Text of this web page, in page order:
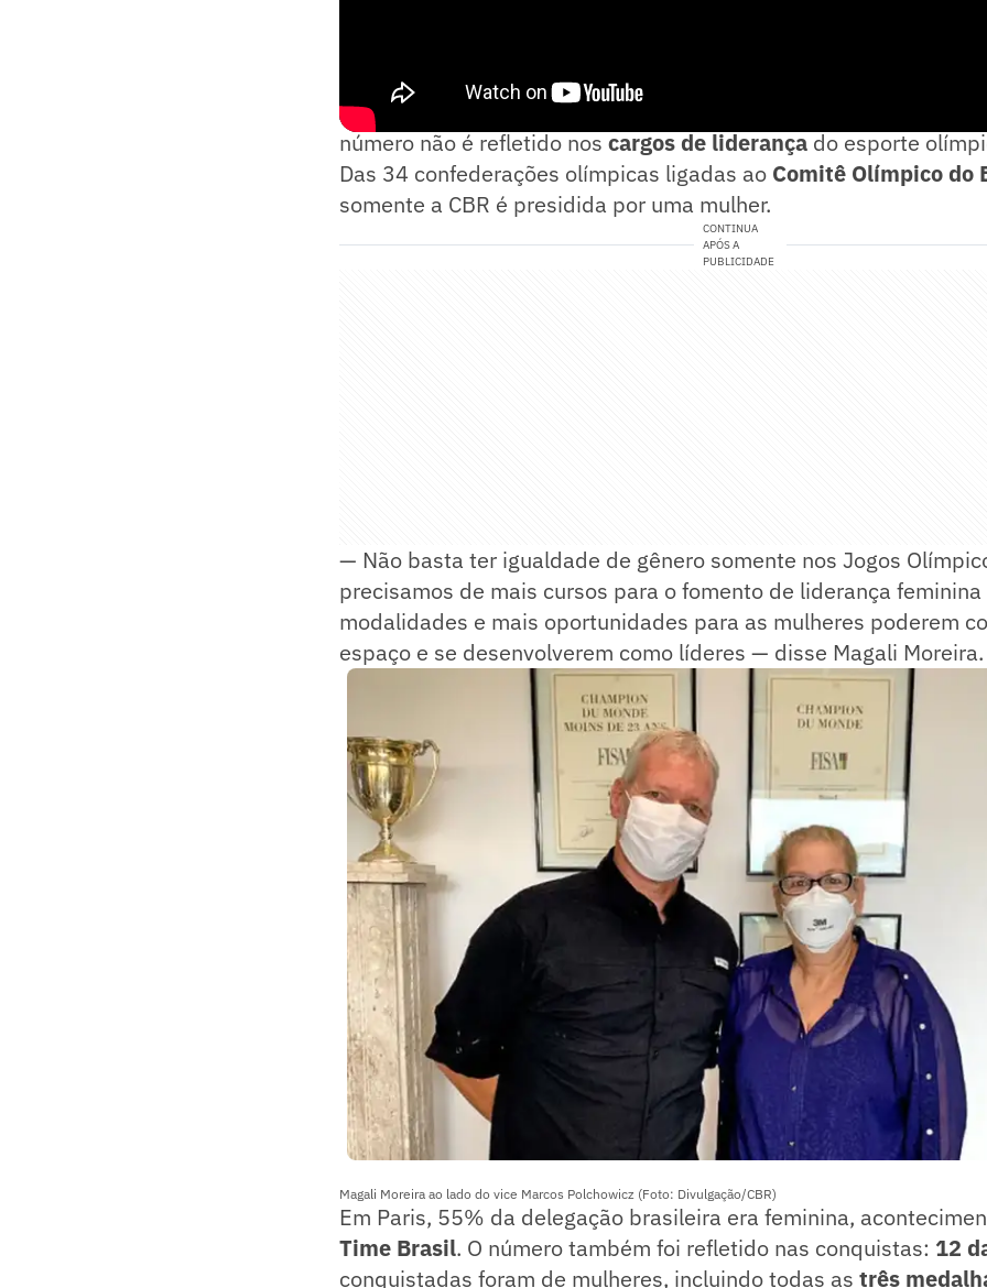
Atualmente, as mulheres representam
número não é refletido noscargos de liderançado esporte
Das 34 confederações olímpicas ligadas ao Comitê Olímpico do
somente a CBR é presidida por uma mulher.
CONTINUA
APÓS A
PUBLICIDADE
— Não basta ter igualdade de gênero somente nos Jogos
precisamos de mais cursos para o fomento de liderança
modalidades e mais oportunidades para as mulheres poderem
espaço e se desenvolverem como líderes — disse Magali Moreira.
Magali Moreira ao lado do vice Marcos Polchowicz (Foto: Divulgação/CBR)
Em Paris, 55% da delegação brasileira era feminina,
Time Brasil. O número também foi refletido nas conquistas: 12
conquistadas foram de mulheres, incluindo todas as três